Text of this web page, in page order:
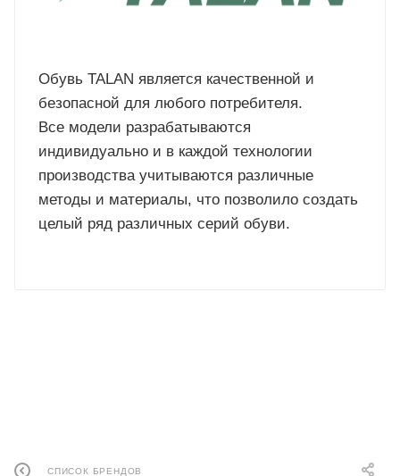
Обувь TALAN является качественной и
безопасной для любого потребителя.
Все модели разрабатываются
индивидуально и в каждой технологии
производства учитываются различные
методы и материалы, что позволило создать
целый ряд различных серий обуви.
СПИСОК БРЕНДОВ